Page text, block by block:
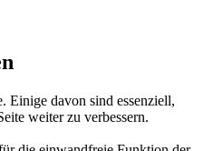
Einige davon sind essenziell,
weiter zu verbessern.